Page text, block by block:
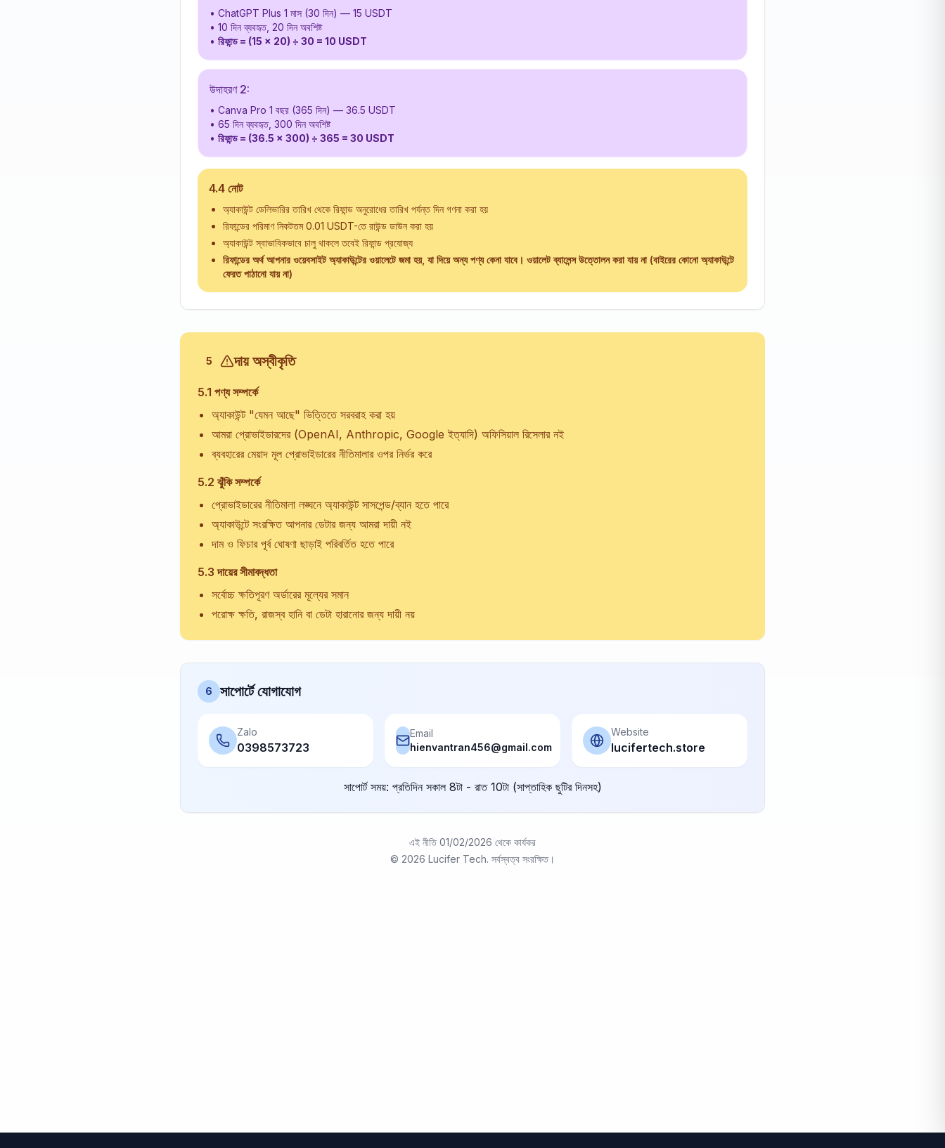
• ChatGPT Plus 1 মাস (30 দিন) — 15 USDT
• 10 দিন ব্যবহৃত, 20 দিন অবশিষ্ট
• রিফান্ড = (15 × 20) ÷ 30 = 10 USDT
উদাহরণ 2:
• Canva Pro 1 বছর (365 দিন) — 36.5 USDT
• 65 দিন ব্যবহৃত, 300 দিন অবশিষ্ট
• রিফান্ড = (36.5 × 300) ÷ 365 = 30 USDT
4.4 নোট
অ্যাকাউন্ট ডেলিভারির তারিখ থেকে রিফান্ড অনুরোধের তারিখ পর্যন্ত দিন গণনা করা হয়
রিফান্ডের পরিমাণ নিকটতম 0.01 USDT-তে রাউন্ড ডাউন করা হয়
অ্যাকাউন্ট স্বাভাবিকভাবে চালু থাকলে তবেই রিফান্ড প্রযোজ্য
রিফান্ডের অর্থ আপনার ওয়েবসাইট অ্যাকাউন্টের ওয়ালেটে জমা হয়, যা দিয়ে অন্য পণ্য কেনা যাবে। ওয়ালেট ব্যালেন্স উত্তোলন করা যায় না (বাইরের কোনো অ্যাকাউন্টে
ফেরত পাঠানো যায় না)
5 দায় অস্বীকৃতি
5.1 পণ্য সম্পর্কে
অ্যাকাউন্ট "যেমন আছে" ভিত্তিতে সরবরাহ করা হয়
আমরা প্রোভাইডারদের (OpenAI, Anthropic, Google ইত্যাদি) অফিসিয়াল রিসেলার নই
ব্যবহারের মেয়াদ মূল প্রোভাইডারের নীতিমালার ওপর নির্ভর করে
5.2 ঝুঁকি সম্পর্কে
প্রোভাইডারের নীতিমালা লঙ্ঘনে অ্যাকাউন্ট সাসপেন্ড/ব্যান হতে পারে
অ্যাকাউন্টে সংরক্ষিত আপনার ডেটার জন্য আমরা দায়ী নই
দাম ও ফিচার পূর্ব ঘোষণা ছাড়াই পরিবর্তিত হতে পারে
5.3 দায়ের সীমাবদ্ধতা
সর্বোচ্চ ক্ষতিপূরণ অর্ডারের মূল্যের সমান
পরোক্ষ ক্ষতি, রাজস্ব হানি বা ডেটা হারানোর জন্য দায়ী নয়
6 সাপোর্টে যোগাযোগ
Zalo
0398573723
Email
hienvantran456@gmail.com
Website
lucifertech.store
সাপোর্ট সময়: প্রতিদিন সকাল 8টা - রাত 10টা (সাপ্তাহিক ছুটির দিনসহ)
এই নীতি 01/02/2026 থেকে কার্যকর
© 2026 Lucifer Tech. সর্বস্বত্ব সংরক্ষিত।